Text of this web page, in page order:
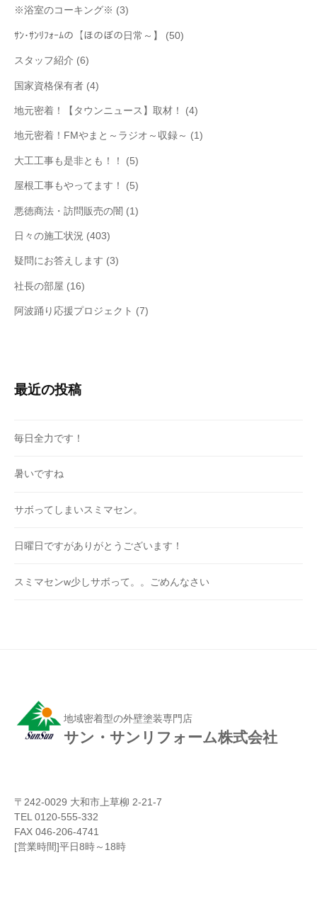
※浴室のコーキング※ (3)
ｻﾝ･ｻﾝﾘﾌｫｰﾑの【ほのぼの日常～】 (50)
スタッフ紹介 (6)
国家資格保有者 (4)
地元密着！【タウンニュース】取材！ (4)
地元密着！FMやまと～ラジオ～収録～ (1)
大工工事も是非とも！！ (5)
屋根工事もやってます！ (5)
悪徳商法・訪問販売の闇 (1)
日々の施工状況 (403)
疑問にお答えします (3)
社長の部屋 (16)
阿波踊り応援プロジェクト (7)
最近の投稿
毎日全力です！
暑いですね
サボってしまいスミマセン。
日曜日ですがありがとうございます！
スミマセンw少しサボって。。ごめんなさい
地域密着型の外壁塗装専門店
サン・サンリフォーム株式会社
〒242-0029 大和市上草柳 2-21-7
TEL 0120-555-332
FAX 046-206-4741
[営業時間]平日8時～18時